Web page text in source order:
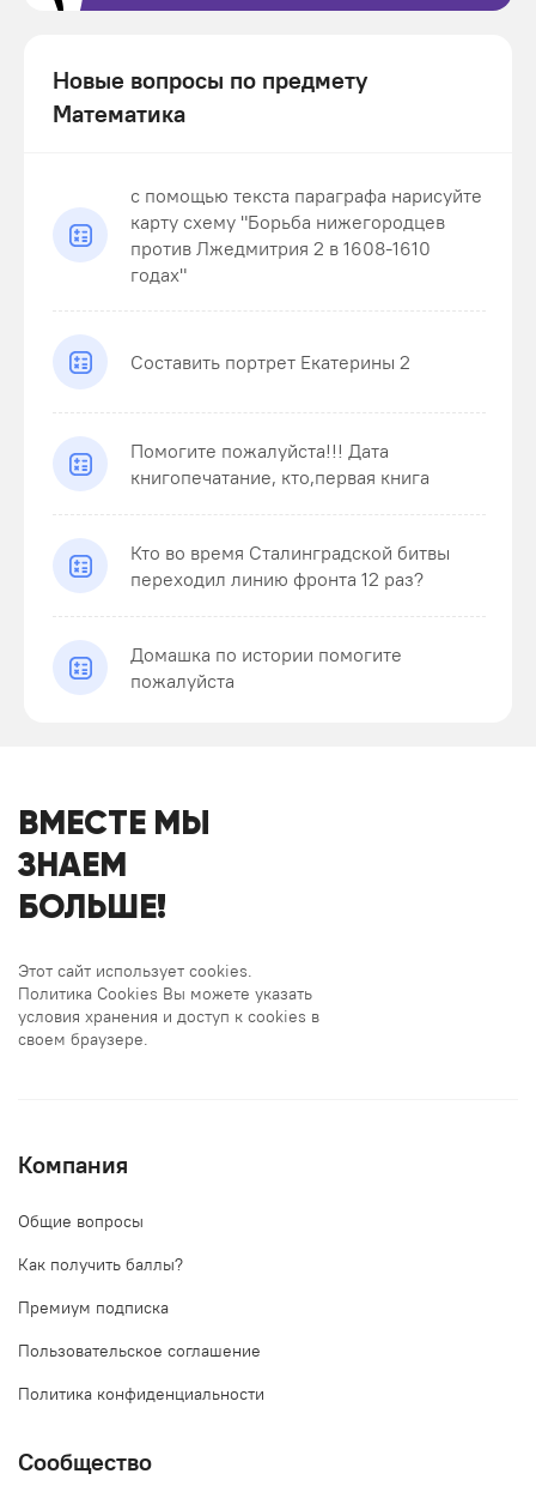
Новые вопросы по предмету
Математика
с помощью текста параграфа нарисуйте
карту схему "Борьба нижегородцев
против Лжедмитрия 2 в 1608-1610
годах"
Составить портрет Екатерины 2
Помогите пожалуйста!!! Дата
книгопечатание, кто,первая книга
Кто во время Сталинградской битвы
переходил линию фронта 12 раз?
Домашка по истории помогите
пожалуйста
ВМЕСТЕ МЫ
ЗНАЕМ
БОЛЬШЕ!
Этот сайт использует cookies.
Политика Cookies Вы можете указать
условия хранения и доступ к cookies в
своем браузере.
Компания
Общие вопросы
Как получить баллы?
Премиум подписка
Пользовательское соглашение
Политика конфиденциальности
Сообщество